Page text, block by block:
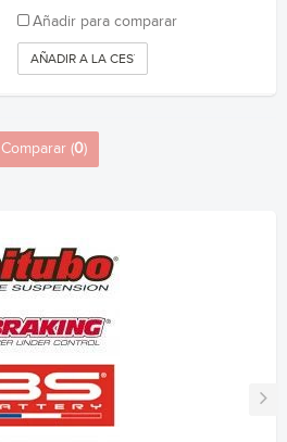
Añadir para comparar
AÑADIR A LA CESTA
Comparar (0)